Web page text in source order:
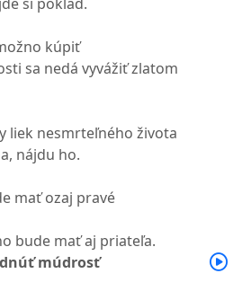
kúpiť
sa nedá vyvážiť zlatom
liek nesmrteľného života
nájdu ho.
mať ozaj pravé
bude mať aj priateľa.
múdrosť